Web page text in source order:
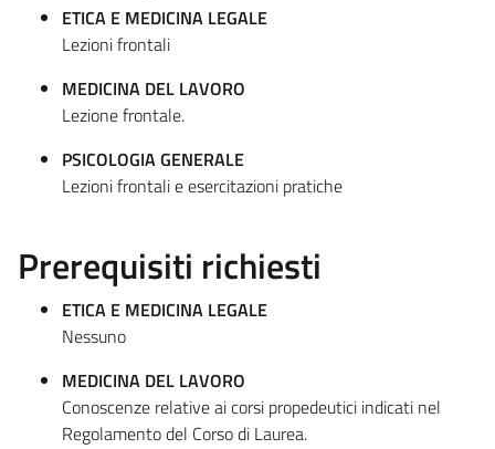
ETICA E MEDICINA LEGALE
Lezioni frontali
MEDICINA DEL LAVORO
Lezione frontale.
PSICOLOGIA GENERALE
Lezioni frontali e esercitazioni pratiche
Prerequisiti richiesti
ETICA E MEDICINA LEGALE
Nessuno
MEDICINA DEL LAVORO
Conoscenze relative ai corsi propedeutici indicati nel
Regolamento del Corso di Laurea.